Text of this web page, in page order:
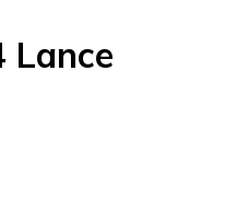
Lance